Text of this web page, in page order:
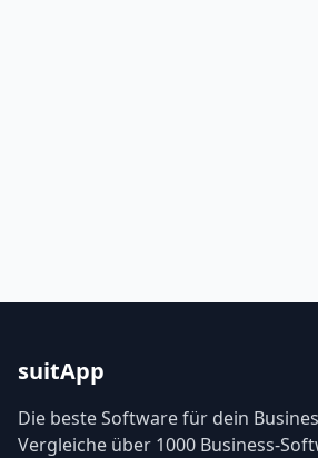
suitApp
Die beste Software für dein
Vergleiche über 1000 Business-